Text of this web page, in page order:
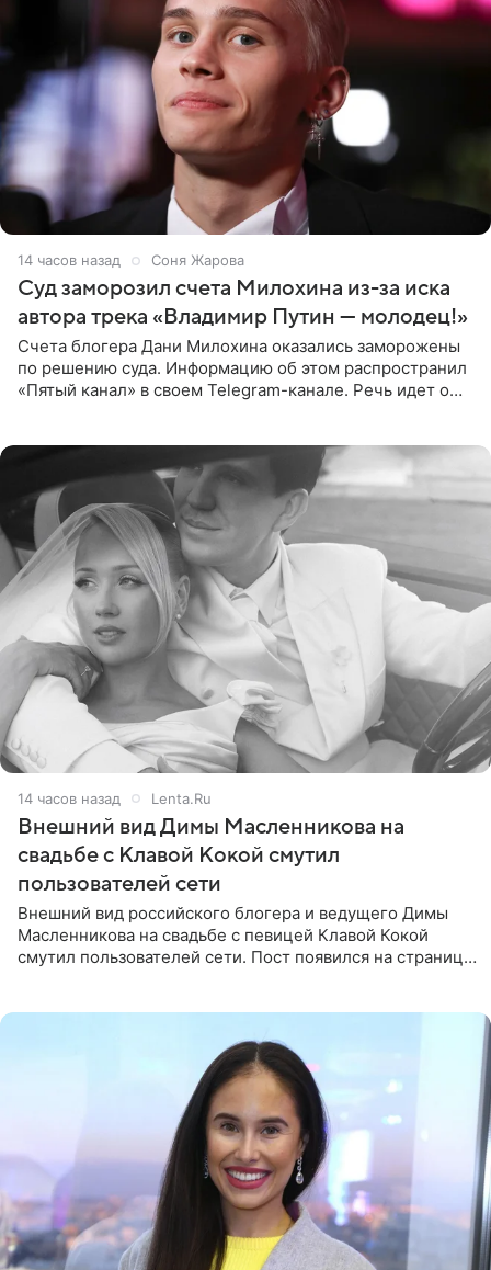
14 часов назад Соня Жарова
Суд заморозил счета Милохина из-за иска
автора трека «Владимир Путин — молодец!»
Счета блогера Дани Милохина оказались заморожены
по решению суда. Информацию об этом распространил
«Пятый канал» в своем Telegram-канале. Речь идет о
14 часов назад Lenta.Ru
Внешний вид Димы Масленникова на
свадьбе с Клавой Кокой смутил
пользователей сети
Внешний вид российского блогера и ведущего Димы
Масленникова на свадьбе с певицей Клавой Кокой
смутил пользователей сети. Пост появился на странице